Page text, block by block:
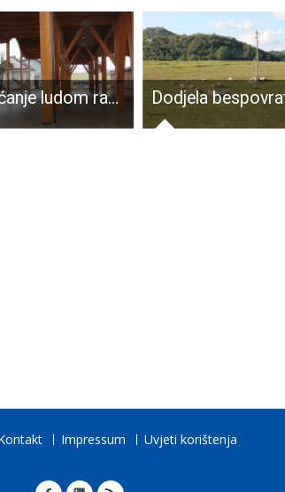
Obećanje ludom radovanje. Odnosno prođe obećana veljača a placa još zjapi prazna
Impressum Uvjeti korištenja